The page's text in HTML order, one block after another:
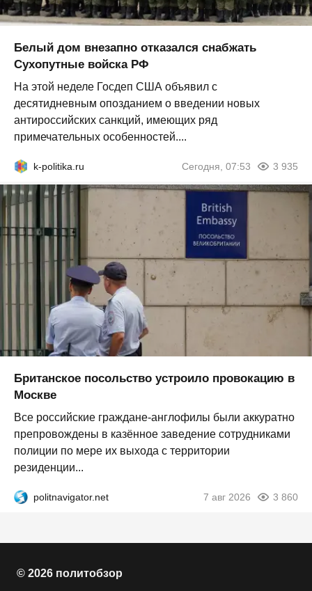
Белый дом внезапно отказался снабжать
Сухопутные войска РФ
На этой неделе Госдеп США объявил с
десятидневным опозданием о введении новых
антироссийских санкций, имеющих ряд
примечательных особенностей....
k-politika.ru Сегодня, 07:53 3 935
Британское посольство устроило провокацию в
Москве
Все российские граждане-англофилы были аккуратно
препровождены в казённое заведение сотрудниками
полиции по мере их выхода с территории
резиденции...
politnavigator.net 7 авг 2026 3 860
© 2026 политобзор